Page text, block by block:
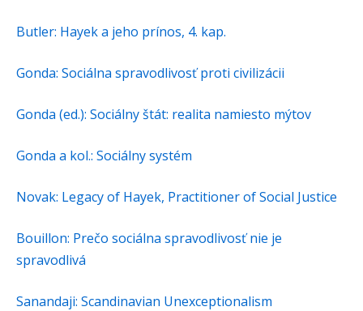
Butler: Hayek a jeho prínos, 4. kap.
Gonda: Sociálna spravodlivosť proti civilizácii
Gonda (ed.): Sociálny štát: realita namiesto mýtov
Gonda a kol.: Sociálny systém
Novak: Legacy of Hayek, Practitioner of Social Justice
Bouillon: Prečo sociálna spravodlivosť nie je
spravodlivá
Sanandaji: Scandinavian Unexceptionalism